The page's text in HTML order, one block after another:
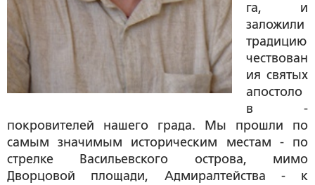
га, и
заложили
традицию
чествован
ия святых
апостоло
в -
покровителей нашего града. Мы прошли по
самым значимым историческим местам - по
стрелке Васильевского острова, мимо
Дворцовой площади, Адмиралтейства - к